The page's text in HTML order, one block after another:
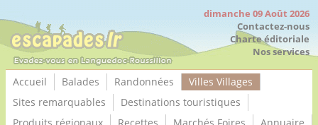
dimanche 09 Août 2026
Contactez-nous
Charte éditoriale
Nos services
Accueil Balades Randonnées
Villes Villages
Sites remarquables
Destinations touristiques